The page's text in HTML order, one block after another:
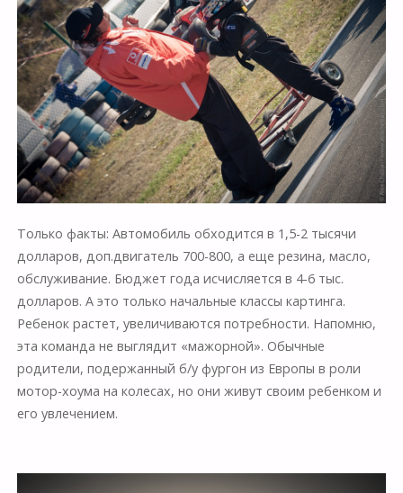
Только факты: Автомобиль обходится в 1,5-2 тысячи
долларов, доп.двигатель 700-800, а еще резина, масло,
обслуживание. Бюджет года исчисляется в 4-6 тыс.
долларов. А это только начальные классы картинга.
Ребенок растет, увеличиваются потребности. Напомню,
эта команда не выглядит «мажорной». Обычные
родители, подержанный б/у фургон из Европы в роли
мотор-хоума на колесах, но они живут своим ребенком и
его увлечением.